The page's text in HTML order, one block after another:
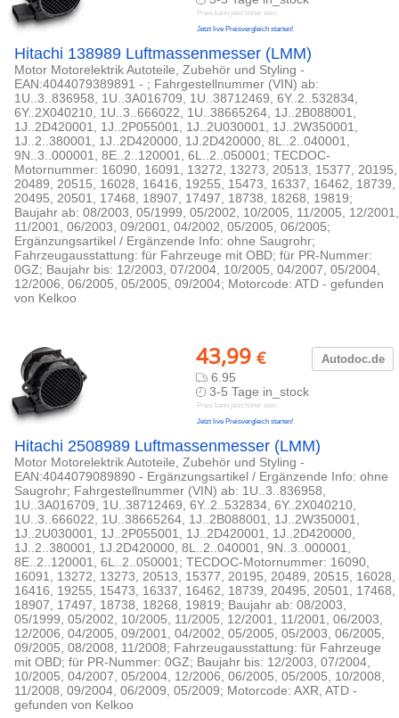
Preis kann jetzt höher sein
Jetzt live Preisvergleich starten!
Hitachi 138989 Luftmassenmesser (LMM)
Motor Motorelektrik Autoteile, Zubehör und Styling -
EAN:4044079389891 - ; Fahrgestellnummer (VIN) ab:
1U..3..836958, 1U..3A016709, 1U..38712469, 6Y..2..532834,
6Y..2X040210, 1U..3..666022, 1U..38665264, 1J..2B088001,
1J..2D420001, 1J..2P055001, 1J..2U030001, 1J..2W350001,
1J..2..380001, 1J..2D420000, 1J.2D420000, 8L..2..040001,
9N..3..000001, 8E..2..120001, 6L..2..050001; TECDOC-
Motornummer: 16090, 16091, 13272, 13273, 20513, 15377, 20195,
20489, 20515, 16028, 16416, 19255, 15473, 16337, 16462, 18739,
20495, 20501, 17468, 18907, 17497, 18738, 18268, 19819;
Baujahr ab: 08/2003, 05/1999, 05/2002, 10/2005, 11/2005, 12/2001,
11/2001, 06/2003, 09/2001, 04/2002, 05/2005, 06/2005;
Ergänzungsartikel / Ergänzende Info: ohne Saugrohr;
Fahrzeugausstattung: für Fahrzeuge mit OBD; für PR-Nummer:
0GZ; Baujahr bis: 12/2003, 07/2004, 10/2005, 04/2007, 05/2004,
12/2006, 06/2005, 05/2005, 09/2004; Motorcode: ATD - gefunden
von Kelkoo
Autodoc.de
43,99 €
6.95
3-5 Tage in_stock
Preis kann jetzt höher sein
Jetzt live Preisvergleich starten!
Hitachi 2508989 Luftmassenmesser (LMM)
Motor Motorelektrik Autoteile, Zubehör und Styling -
EAN:4044079089890 - Ergänzungsartikel / Ergänzende Info: ohne
Saugrohr; Fahrgestellnummer (VIN) ab: 1U..3..836958,
1U..3A016709, 1U..38712469, 6Y..2..532834, 6Y..2X040210,
1U..3..666022, 1U..38665264, 1J..2B088001, 1J..2W350001,
1J..2U030001, 1J..2P055001, 1J..2D420001, 1J..2D420000,
1J..2..380001, 1J.2D420000, 8L..2..040001, 9N..3..000001,
8E..2..120001, 6L..2..050001; TECDOC-Motornummer: 16090,
16091, 13272, 13273, 20513, 15377, 20195, 20489, 20515, 16028,
16416, 19255, 15473, 16337, 16462, 18739, 20495, 20501, 17468,
18907, 17497, 18738, 18268, 19819; Baujahr ab: 08/2003,
05/1999, 05/2002, 10/2005, 11/2005, 12/2001, 11/2001, 06/2003,
12/2006, 04/2005, 09/2001, 04/2002, 05/2005, 05/2003, 06/2005,
09/2005, 08/2008, 11/2008; Fahrzeugausstattung: für Fahrzeuge
mit OBD; für PR-Nummer: 0GZ; Baujahr bis: 12/2003, 07/2004,
10/2005, 04/2007, 05/2004, 12/2006, 06/2005, 05/2005, 10/2008,
11/2008, 09/2004, 06/2009, 05/2009; Motorcode: AXR, ATD -
gefunden von Kelkoo